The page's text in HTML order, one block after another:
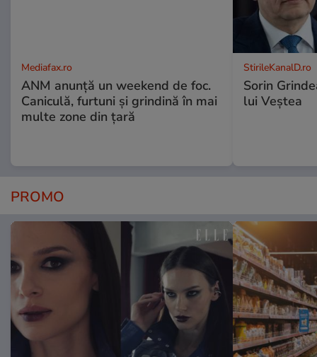
Mediafax.ro
ANM anunță un weekend de foc.
Caniculă, furtuni și grindină în mai
multe zone din țară
StirileKanalD.ro
Sorin
lui Veștea
PROMO